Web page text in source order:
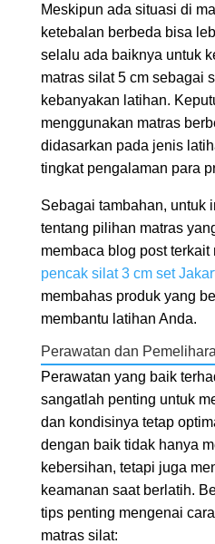
Meskipun ada situasi di
ketebalan berbeda bisa
selalu ada baiknya untuk
matras silat 5 cm sebagai
kebanyakan latihan.
menggunakan matras
didasarkan pada jenis
tingkat pengalaman para
Sebagai tambahan, untuk
tentang pilihan matras
membaca blog post terkait
pencak silat 3 cm set
membahas produk yang
membantu latihan Anda.
Perawatan dan
Perawatan yang baik
sangatlah penting untuk
dan kondisinya tetap
dengan baik tidak hanya
kebersihan, tetapi juga
keamanan saat berlatih.
tips penting mengenai
matras silat: